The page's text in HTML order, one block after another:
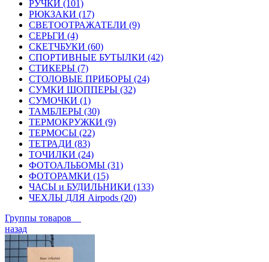
РУЧКИ (101)
РЮКЗАКИ (17)
СВЕТООТРАЖАТЕЛИ (9)
СЕРЬГИ (4)
СКЕТЧБУКИ (60)
СПОРТИВНЫЕ БУТЫЛКИ (42)
СТИКЕРЫ (7)
СТОЛОВЫЕ ПРИБОРЫ (24)
СУМКИ ШОППЕРЫ (32)
СУМОЧКИ (1)
ТАМБЛЕРЫ (30)
ТЕРМОКРУЖКИ (9)
ТЕРМОСЫ (22)
ТЕТРАДИ (83)
ТОЧИЛКИ (24)
ФОТОАЛЬБОМЫ (31)
ФОТОРАМКИ (15)
ЧАСЫ и БУДИЛЬНИКИ (133)
ЧЕХЛЫ ДЛЯ Airpods (20)
Группы товаров
назад